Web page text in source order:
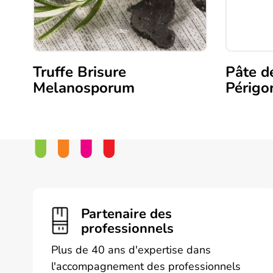
Truffe Brisure
Melanosporum
a
plusieurs
peuvent
Pâte
Partenaire des
professionnels
Plus de 40 ans d'expertise dans
l'accompagnement des professionnels